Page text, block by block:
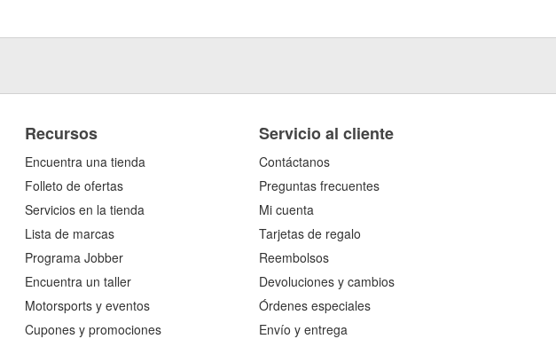
Recursos
Encuentra una tienda
Folleto de ofertas
Servicios en la tienda
Lista de marcas
Programa Jobber
Encuentra un taller
Motorsports y eventos
Cupones y promociones
Servicio al cliente
Contáctanos
Preguntas frecuentes
Mi cuenta
Tarjetas de regalo
Reembolsos
Devoluciones y cambios
Órdenes especiales
Envío y entrega